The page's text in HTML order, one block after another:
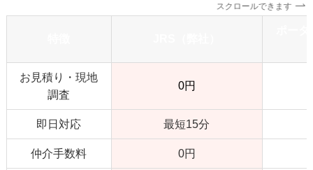
スクロールできます
お見積り・現地
調査
0円
即日対応 最短15分
仲介手数料 0円